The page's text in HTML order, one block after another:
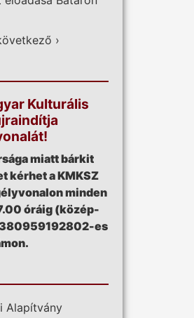
›
Kulturális
miatt bárkit
kérhet a KMKSZ
minden
óráig (közép-
es
Alapítvány